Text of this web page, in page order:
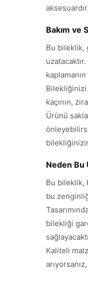
Bakım ve
Bu bileklik,
Bilekliğinizi
kaçının,
Ürünü
Neden Bu
Bu bileklik,
bu
bilekliği
Kaliteli